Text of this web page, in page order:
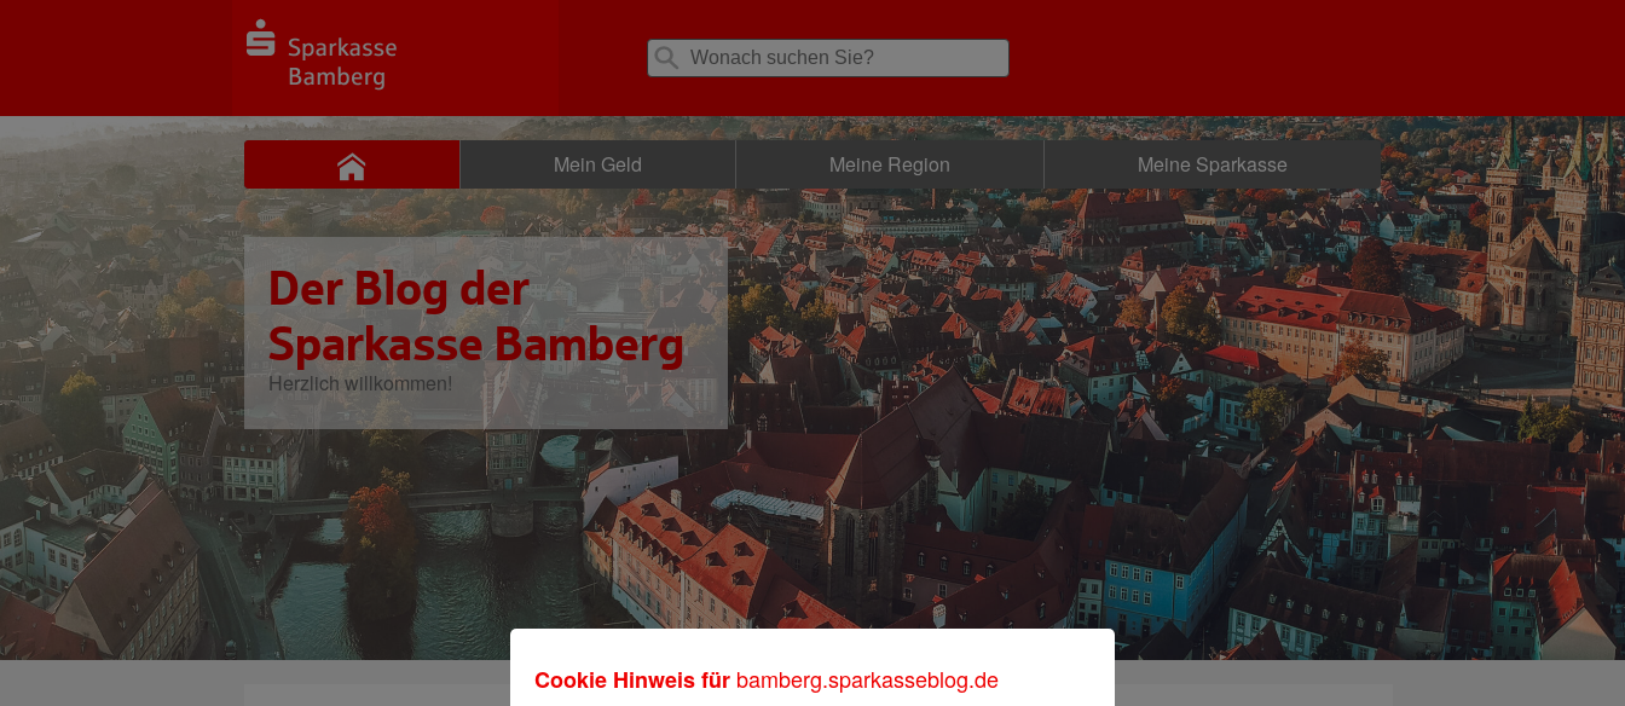
Mein Geld Meine Region Meine Sparkasse
Der Blog der
Sparkasse Bamberg
Herzlich willkommen!
Cookie Hinweis für bamberg.sparkasseblog.de